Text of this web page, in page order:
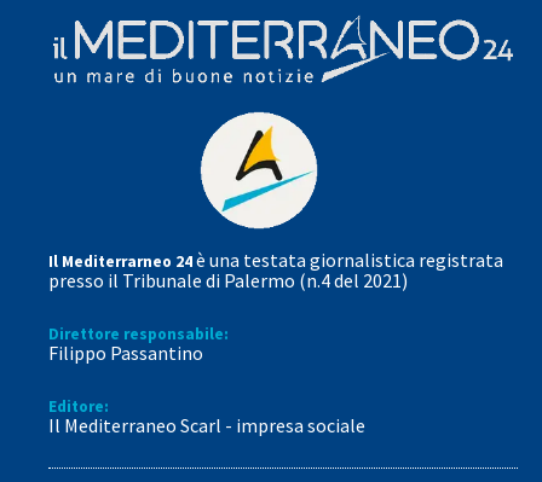
Il Mediterrarneo 24è una testata giornalistica registrata
presso il Tribunale di Palermo (n.4 del 2021)
Direttore responsabile:
Filippo Passantino
Editore:
Il Mediterraneo Scarl - impresa sociale